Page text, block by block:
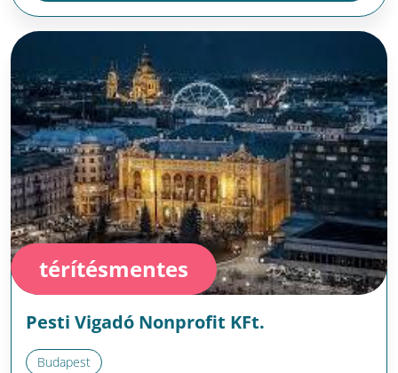
térítésmentes
Pesti Vigadó Nonprofit KFt.
Budapest